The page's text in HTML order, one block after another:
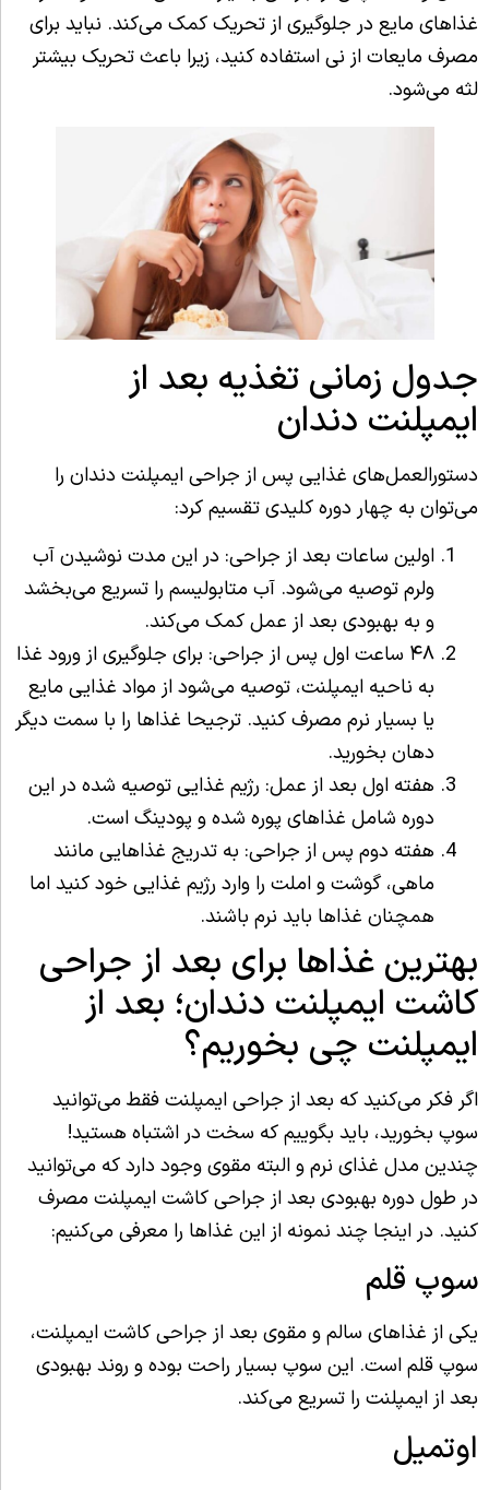
غذاهای مایع در جلوگیری از تحریک کمک می‌کند. نباید برای
مصرف مایعات از نی استفاده کنید، زیرا باعث تحریک بیشتر
لثه می‌شود.
جدول زمانی تغذیه بعد از
ایمپلنت دندان
دستورالعمل‌های غذایی پس از جراحی ایمپلنت دندان را
می‌توان به چهار دوره کلیدی تقسیم کرد:
اولین ساعات بعد از جراحی: در این مدت نوشیدن آب
ولرم توصیه می‌شود. آب متابولیسم را تسریع می‌بخشد
و به بهبودی بعد از عمل کمک می‌کند.
۴۸ ساعت اول پس از جراحی: برای جلوگیری از ورود غذا
به ناحیه ایمپلنت، توصیه می‌شود از مواد غذایی مایع
یا بسیار نرم مصرف کنید. ترجیحا غذاها را با سمت دیگر
دهان بخورید.
هفته اول بعد از عمل: رژیم غذایی توصیه شده در این
دوره شامل غذاهای پوره شده و پودینگ است.
هفته دوم پس از جراحی: به تدریج غذاهایی مانند
ماهی، گوشت و املت را وارد رژیم غذایی خود کنید اما
همچنان غذاها باید نرم باشند.
بهترین غذاها برای بعد از جراحی
کاشت ایمپلنت دندان؛ بعد از
ایمپلنت چی بخوریم؟
اگر فکر می‌کنید که بعد از جراحی ایمپلنت فقط می‌توانید
سوپ بخورید، باید بگوییم که سخت در اشتباه هستید!
چندین مدل غذای نرم و البته مقوی وجود دارد که می‌توانید
در طول دوره بهبودی بعد از جراحی کاشت ایمپلنت مصرف
کنید. در اینجا چند نمونه از این غذاها را معرفی می‌کنیم:
سوپ قلم
یکی از غذاهای سالم و مقوی بعد از جراحی کاشت ایمپلنت،
سوپ قلم است. این سوپ بسیار راحت بوده و روند بهبودی
بعد از ایمپلنت را تسریع می‌کند.
اوتمیل